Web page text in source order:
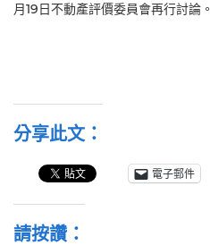
月19日不動產評價委員會再行討論。
分享此文：
電子郵件
請按讚：